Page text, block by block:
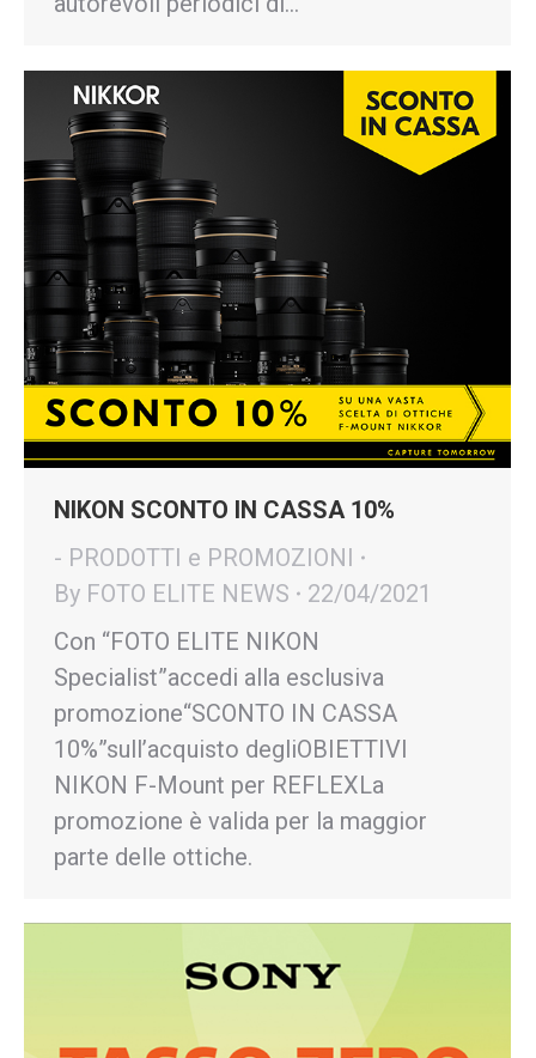
NIKON SCONTO IN CASSA 10%
- PRODOTTI e PROMOZIONI
By FOTO ELITE NEWS
22/04/2021
Con “FOTO ELITE NIKON
Specialist”accedi alla esclusiva
promozione“SCONTO IN CASSA
10%”sull’acquisto degliOBIETTIVI
NIKON F-Mount per REFLEXLa
promozione è valida per la maggior
parte delle ottiche.